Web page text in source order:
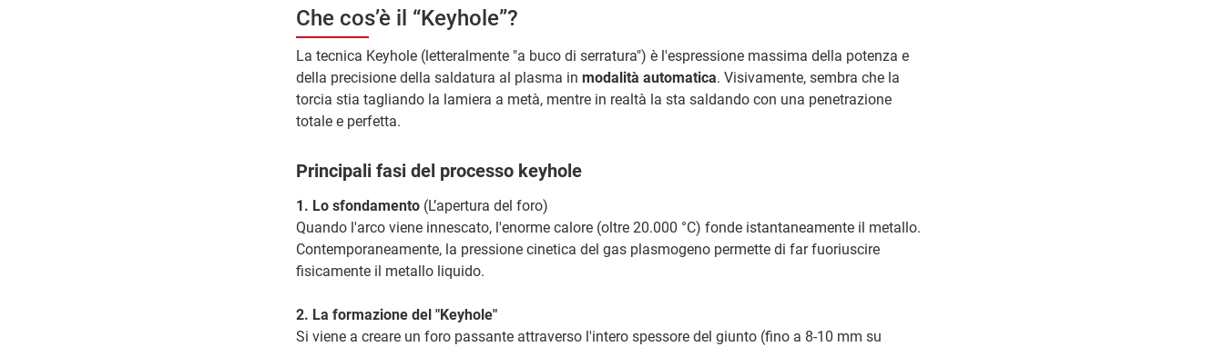
Che cos’è il “Keyhole”?
La tecnica Keyhole (letteralmente "a buco di serratura") è l'espressione massima della potenza e
della precisione della saldatura al plasma in modalità automatica. Visivamente, sembra che la
torcia stia tagliando la lamiera a metà, mentre in realtà la sta saldando con una penetrazione
totale e perfetta.
Principali fasi del processo keyhole
1. Lo sfondamento(L’apertura del foro)
Quando l'arco viene innescato, l'enorme calore (oltre 20.000 °C) fonde istantaneamente il metallo.
Contemporaneamente, la pressione cinetica del gas plasmogeno permette di far fuoriuscire
fisicamente il metallo liquido.
2. La formazione del "Keyhole"
Si viene a creare un foro passante attraverso l'intero spessore del giunto (fino a 8-10 mm su